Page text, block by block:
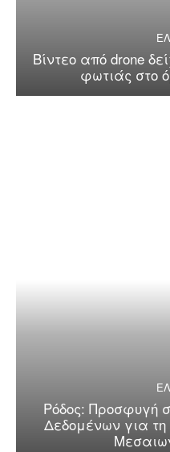
Βίντεο από drone
φωτιάς στο
Ρόδος: Προσφυγή
Δεδομένων για